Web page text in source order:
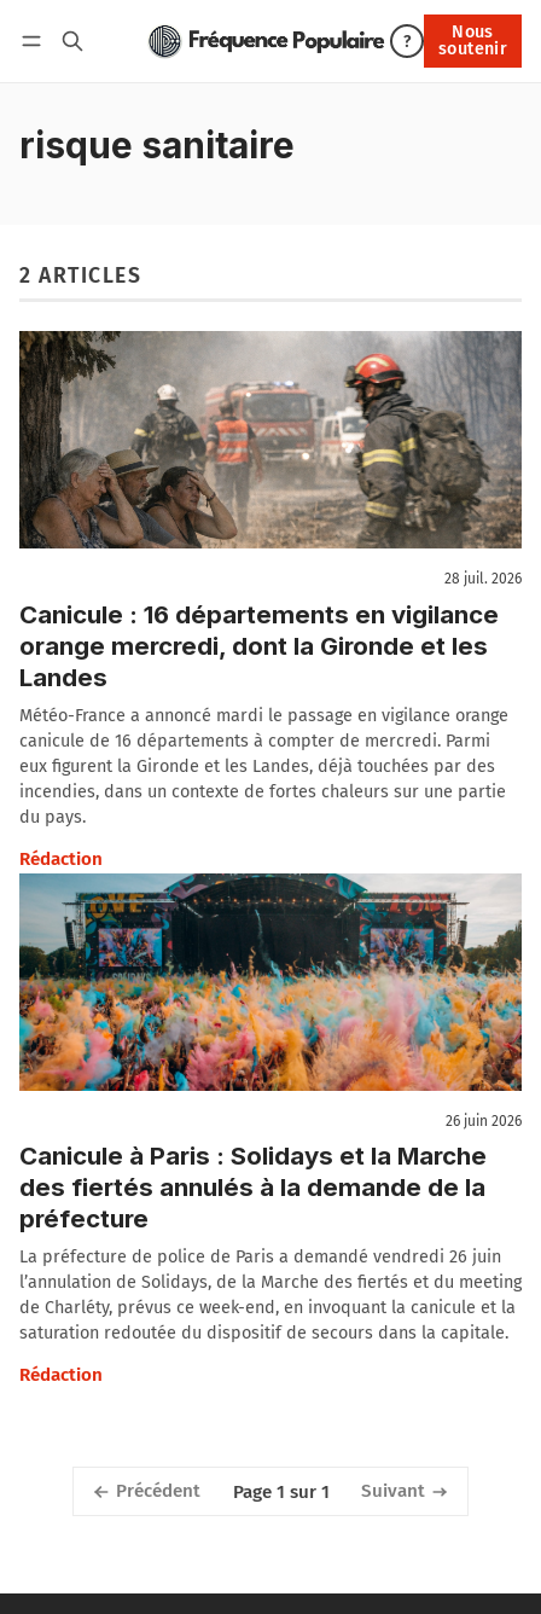
?
Nous
soutenir
Nous soutenir
risque sanitaire
2 ARTICLES
28 juil. 2026
Canicule : 16 départements en vigilance
orange mercredi, dont la Gironde et les
Landes
Météo-France a annoncé mardi le passage en vigilance orange
canicule de 16 départements à compter de mercredi. Parmi
eux figurent la Gironde et les Landes, déjà touchées par des
incendies, dans un contexte de fortes chaleurs sur une partie
du pays.
Rédaction
26 juin 2026
Canicule à Paris : Solidays et la Marche
des fiertés annulés à la demande de la
préfecture
La préfecture de police de Paris a demandé vendredi 26 juin
l’annulation de Solidays, de la Marche des fiertés et du meeting
de Charléty, prévus ce week-end, en invoquant la canicule et la
saturation redoutée du dispositif de secours dans la capitale.
Rédaction
Précédent Page 1 sur 1 Suivant